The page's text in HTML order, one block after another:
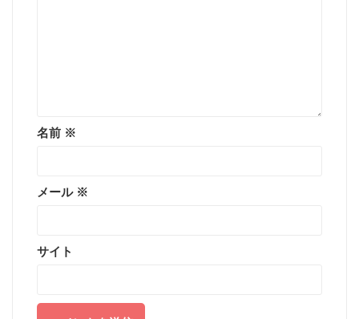
名前 ※
メール ※
サイト